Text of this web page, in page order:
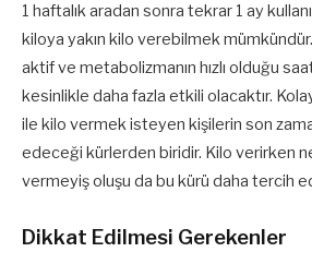
1 haftalık aradan sonra tekrar 1 ay
kiloya yakın kilo verebilmek
aktif ve metabolizmanın hızlı olduğu
kesinlikle daha fazla etkili olacaktır.
ile kilo vermek isteyen kişilerin son
edeceği kürlerden biridir. Kilo verirken
vermeyiş oluşu da bu kürü daha tercih
Dikkat Edilmesi Gerekenler